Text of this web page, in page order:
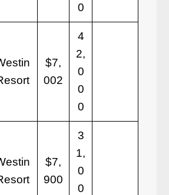
0
$7,
002
4
2,
0
0
0
$7,
900
3
1,
0
0